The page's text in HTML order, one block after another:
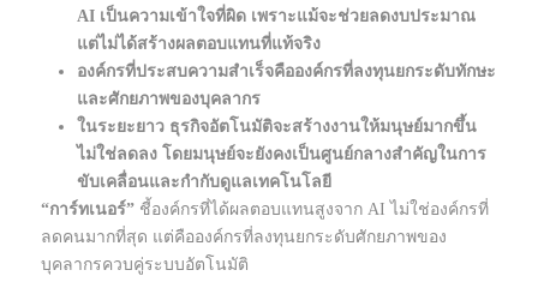
AI เป็นความเข้าใจที่ผิด เพราะแม้จะช่วยลดงบประมาณ
แต่ไม่ได้สร้างผลตอบแทนที่แท้จริง
องค์กรที่ประสบความสำเร็จคือองค์กรที่ลงทุนยกระดับทักษะ
และศักยภาพของบุคลากร
ในระยะยาว ธุรกิจอัตโนมัติจะสร้างงานให้มนุษย์มากขึ้น
ไม่ใช่ลดลง โดยมนุษย์จะยังคงเป็นศูนย์กลางสำคัญในการ
ขับเคลื่อนและกำกับดูแลเทคโนโลยี
“การ์ทเนอร์” ชี้องค์กรที่ได้ผลตอบแทนสูงจาก AI ไม่ใช่องค์กรที่
ลดคนมากที่สุด แต่คือองค์กรที่ลงทุนยกระดับศักยภาพของ
บุคลากรควบคู่ระบบอัตโนมัติ